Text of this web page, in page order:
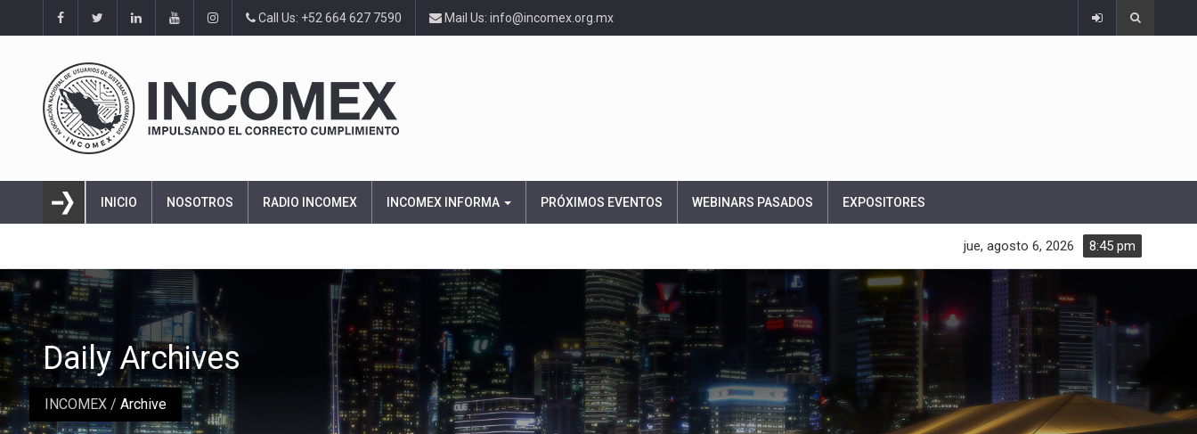
Call Us: +52 664 627 7590 Mail Us: info@incomex.org.mx
INICIO NOSOTROS RADIO INCOMEX INCOMEX INFORMA PRÓXIMOS EVENTOS WEBINARS PASADOS EXPOSITORES
8:45 pm
jue, agosto 6, 2026
INCOMEX / Archive
Daily Archives